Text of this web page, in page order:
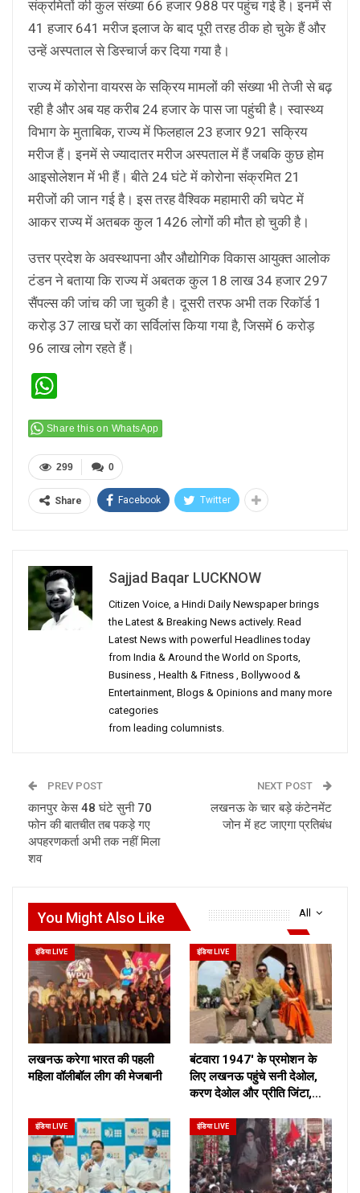
संक्रमितों की कुल संख्या 66 हजार 988 पर पहुंच गई है। इनमें से
41 हजार 641 मरीज इलाज के बाद पूरी तरह ठीक हो चुके हैं और
उन्हें अस्पताल से डिस्चार्ज कर दिया गया है।
राज्य में कोरोना वायरस के सक्रिय मामलों की संख्या भी तेजी से बढ़
रही है और अब यह करीब 24 हजार के पास जा पहुंची है। स्वास्थ्य
विभाग के मुताबिक, राज्य में फिलहाल 23 हजार 921 सक्रिय
मरीज हैं। इनमें से ज्यादातर मरीज अस्पताल में हैं जबकि कुछ होम
आइसोलेशन में भी हैं। बीते 24 घंटे में कोरोना संक्रमित 21
मरीजों की जान गई है। इस तरह वैश्विक महामारी की चपेट में
आकर राज्य में अतबक कुल 1426 लोगों की मौत हो चुकी है।
उत्तर प्रदेश के अवस्थापना और औद्योगिक विकास आयुक्त आलोक
टंडन ने बताया कि राज्य में अबतक कुल 18 लाख 34 हजार 297
सैंपल्स की जांच की जा चुकी है। दूसरी तरफ अभी तक रिकॉर्ड 1
करोड़ 37 लाख घरों का सर्विलांस किया गया है, जिसमें 6 करोड़
96 लाख लोग रहते हैं।
Share this on WhatsApp
0
299
Share Facebook Twitter
Sajjad Baqar LUCKNOW
Citizen Voice, a Hindi Daily Newspaper brings
the Latest & Breaking News actively. Read
Latest News with powerful Headlines today
from India & Around the World on Sports,
Business , Health & Fitness , Bollywood &
Entertainment, Blogs & Opinions and many more
categories
from leading columnists.
PREV POST
कानपुर केस 48 घंटे सुनी 70
फोन की बातचीत तब पकड़े गए
अपहरणकर्ता अभी तक नहीं मिला
शव
NEXT POST
लखनऊ के चार बड़े कंटेनमेंट
जोन में हट जाएगा प्रतिबंध
All
You Might Also Like
इंडिया LIVE
लखनऊ करेगा भारत की पहली
महिला वॉलीबॉल लीग की मेजबानी
इंडिया LIVE
बंटवारा 1947′ के प्रमोशन के
लिए लखनऊ पहुंचे सनी देओल,
करण देओल और प्रीति जिंटा,…
इंडिया LIVE इंडिया LIVE